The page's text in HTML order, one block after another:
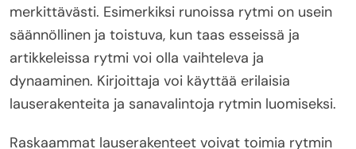
merkittävästi. Esimerkiksi runoissa rytmi on usein
säännöllinen ja toistuva, kun taas esseissä ja
artikkeleissa rytmi voi olla vaihteleva ja
dynaaminen. Kirjoittaja voi käyttää erilaisia
lauserakenteita ja sanavalintoja rytmin luomiseksi.
Raskaammat lauserakenteet voivat toimia rytmin